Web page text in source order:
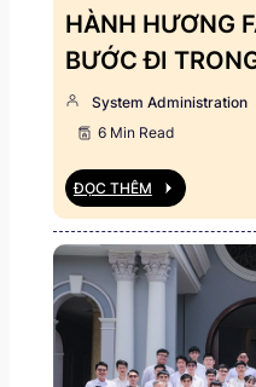
HÀNH HƯƠNG
BƯỚC ĐI
System Administration
6 Min Read
ĐỌC THÊM